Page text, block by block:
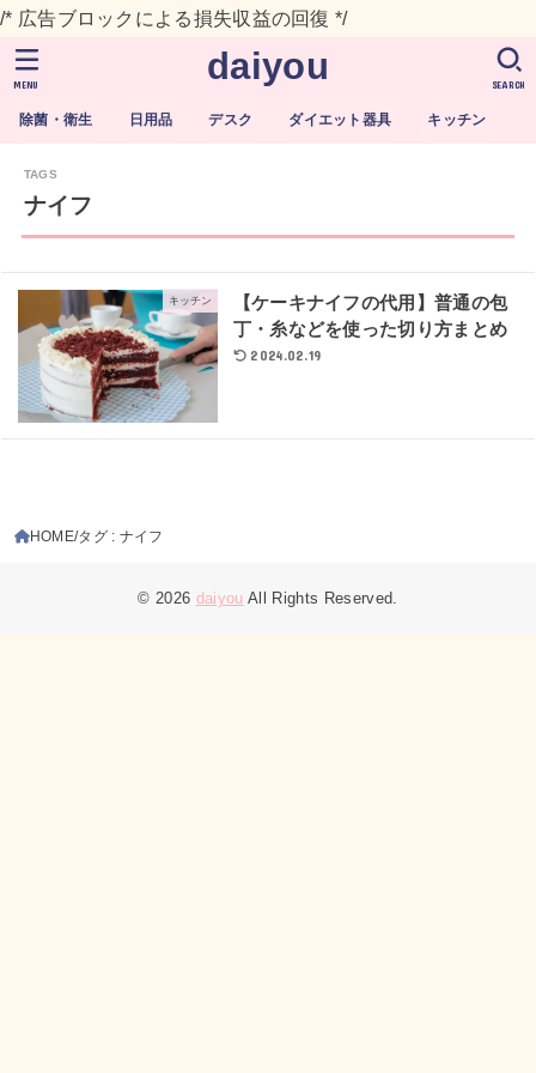
/* 広告ブロックによる損失収益の回復 */
daiyou
除菌・衛生 日用品 デスク ダイエット器具 キッチン
SEARCH
MENU
ナイフ
キッチン
【ケーキナイフの代用】普通の包
丁・糸などを使った切り方まとめ
2024.02.19
HOME タグ : ナイフ
© 2026 daiyou All Rights Reserved.